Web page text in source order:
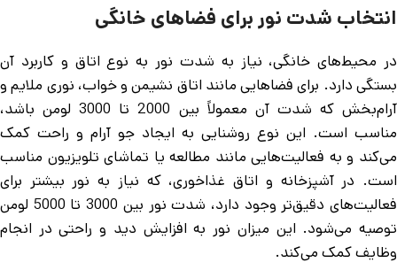
انتخاب شدت نور برای فضاهای خانگی
در محیط‌های خانگی، نیاز به شدت نور به نوع اتاق و کاربرد آن
بستگی دارد. برای فضاهایی مانند اتاق نشیمن و خواب، نوری ملایم و
آرام‌بخش که شدت آن معمولاً بین 2000 تا 3000 لومن باشد،
مناسب است. این نوع روشنایی به ایجاد جو آرام و راحت کمک
می‌کند و به فعالیت‌هایی مانند مطالعه یا تماشای تلویزیون مناسب
است. در آشپزخانه و اتاق غذاخوری، که نیاز به نور بیشتر برای
فعالیت‌های دقیق‌تر وجود دارد، شدت نور بین 3000 تا 5000 لومن
توصیه می‌شود. این میزان نور به افزایش دید و راحتی در انجام
وظایف کمک می‌کند.